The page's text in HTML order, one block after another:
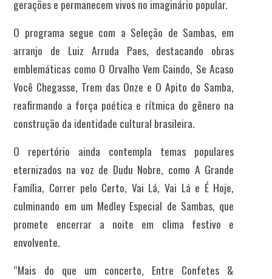
gerações e permanecem vivos no imaginário popular.
O programa segue com a Seleção de Sambas, em
arranjo de Luiz Arruda Paes, destacando obras
emblemáticas como O Orvalho Vem Caindo, Se Acaso
Você Chegasse, Trem das Onze e O Apito do Samba,
reafirmando a força poética e rítmica do gênero na
construção da identidade cultural brasileira.
O repertório ainda contempla temas populares
eternizados na voz de Dudu Nobre, como A Grande
Família, Correr pelo Certo, Vai Lá, Vai Lá e É Hoje,
culminando em um Medley Especial de Sambas, que
promete encerrar a noite em clima festivo e
envolvente.
“Mais do que um concerto, Entre Confetes &